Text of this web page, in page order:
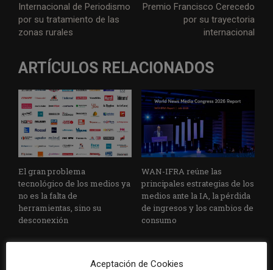
Internacional de Periodismo
por su tratamiento de las
zonas rurales
Premio Francisco Cerecedo
por su trayectoria
internacional
ARTÍCULOS RELACIONADOS
El gran problema
tecnológico de los medios ya
no es la falta de
herramientas, sino su
desconexión
WAN-IFRA reúne las
principales estrategias de los
medios ante la IA, la pérdida
de ingresos y los cambios de
consumo
Aceptación de Cookies